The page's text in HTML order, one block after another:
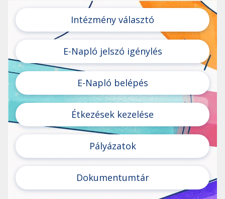
Intézmény választó
E-Napló jelszó igénylés
E-Napló belépés
Étkezések kezelése
Pályázatok
Dokumentumtár